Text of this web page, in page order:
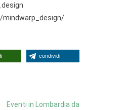
condividi
Eventi in Lombardia da